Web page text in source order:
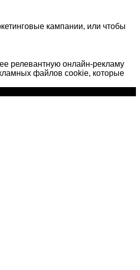
кампании, или чтобы
релевантную онлайн-рекламу
файлов cookie, которые